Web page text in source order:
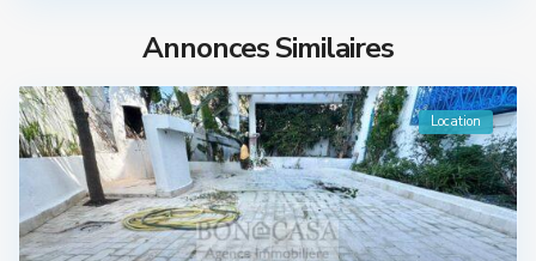
Annonces Similaires
Location